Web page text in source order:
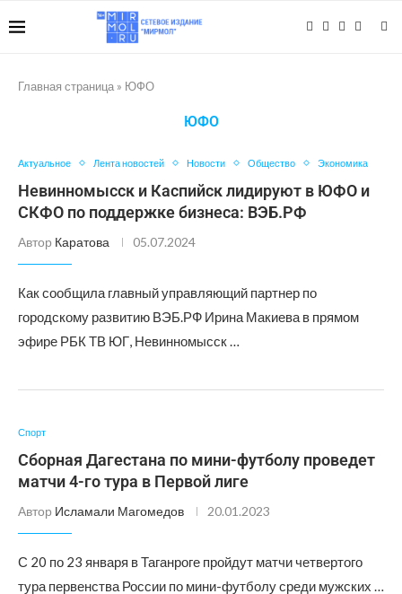
Главная страница » ЮФО
ЮФО
Актуальное Лента новостей Новости Общество Экономика
Невинномысск и Каспийск лидируют в ЮФО и
СКФО по поддержке бизнеса: ВЭБ.РФ
Автор Каратова 05.07.2024
Как сообщила главный управляющий партнер по
городскому развитию ВЭБ.РФ Ирина Макиева в прямом
эфире РБК ТВ ЮГ, Невинномысск …
Спорт
Сборная Дагестана по мини-футболу проведет
матчи 4-го тура в Первой лиге
Автор Исламали Магомедов 20.01.2023
С 20 по 23 января в Таганроге пройдут матчи четвертого
тура первенства России по мини-футболу среди мужских …